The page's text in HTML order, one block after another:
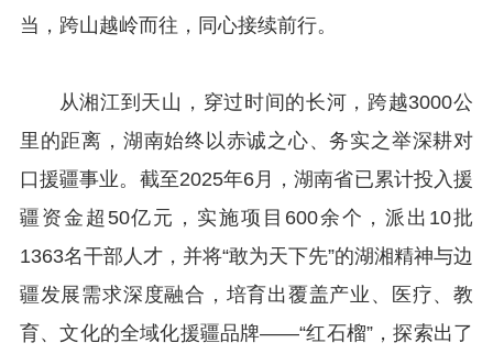
当，跨山越岭而往，同心接续前行。
从湘江到天山，穿过时间的长河，跨越3000公
里的距离，湖南始终以赤诚之心、务实之举深耕对
口援疆事业。截至2025年6月，湖南省已累计投入援
疆资金超50亿元，实施项目600余个，派出10批
1363名干部人才，并将“敢为天下先”的湖湘精神与边
疆发展需求深度融合，培育出覆盖产业、医疗、教
育、文化的全域化援疆品牌——“红石榴”，探索出了